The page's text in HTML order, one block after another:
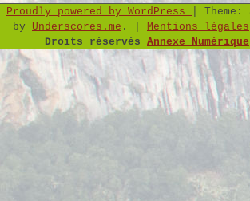
Proudly powered by WordPress
Theme:
by Underscores.me . Mentions légales
Droits réservés Annexe Numérique